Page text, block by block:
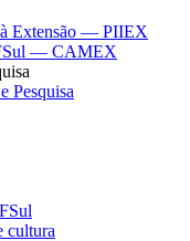
Extensão — PIIEX
— CAMEX
Pesquisa
cultura